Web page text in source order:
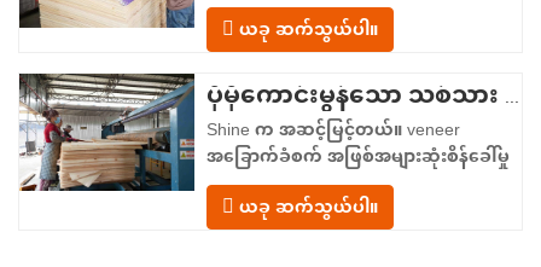
ပြောင်းလဲပါ။ Shine Roller ၊ Veneer
အခြောက်ခံစက် အောင်မြင်မှုကို ကိုယ်စား
ပြုသည်။ သစ်သား veneer အပြောင်းအလဲ
နဲ့နည်းပညာ။ အထပ်သားထုတ်လုပ်သူများ၊
veneer ကြိတ်စက်များနှင့်…
ယခု ဆက်သွယ်ပါ။
ပိုမိုကောင်းမွန်သော သစ်သား Veneer အရည်အသွေးနှင့် အထွက်နှုန်းအတွက် တိကျသော အခြောက်ခံခြင်း
Shine က အဆင့်မြင့်တယ်။ veneer
အခြောက်ခံစက် အဖြစ်အများဆုံးစိန်ခေါ်မှု
များကိုကိုင်တွယ်ဖြေရှင်းရန်ဒီဇိုင်းပြုလုပ်
ထားသည်။ veneer အခြောက်ခံခြင်း။: မ
ညီမညာသော အစိုဓာတ်ပါဝင်မှု၊ စွမ်းအင်မ
ယခု ဆက်သွယ်ပါ။